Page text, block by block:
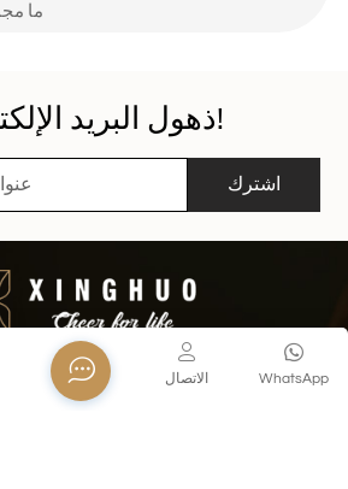
ما
ذهول البريد الإلكتروني!
اشترك
WhatsApp الاتصال